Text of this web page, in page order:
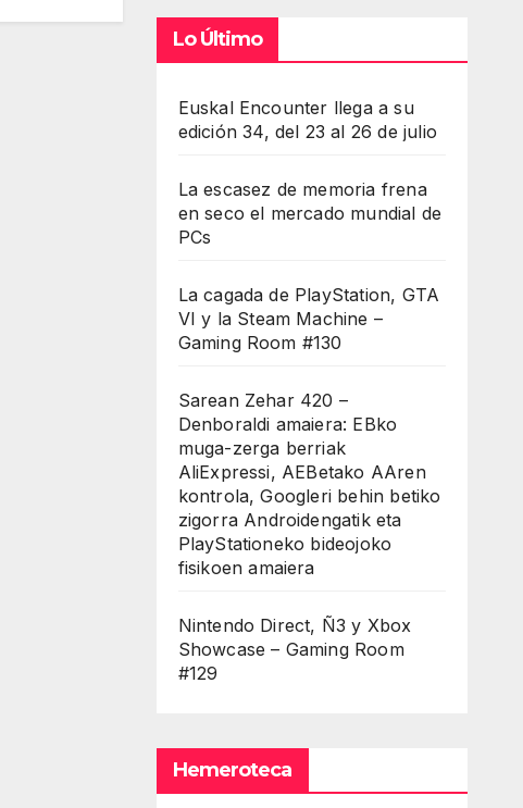
Lo Último
Euskal Encounter llega a su
edición 34, del 23 al 26 de julio
La escasez de memoria frena
en seco el mercado mundial de
PCs
La cagada de PlayStation, GTA
VI y la Steam Machine –
Gaming Room #130
Sarean Zehar 420 –
Denboraldi amaiera: EBko
muga-zerga berriak
AliExpressi, AEBetako AAren
kontrola, Googleri behin betiko
zigorra Androidengatik eta
PlayStationeko bideojoko
fisikoen amaiera
Nintendo Direct, Ñ3 y Xbox
Showcase – Gaming Room
#129
Hemeroteca